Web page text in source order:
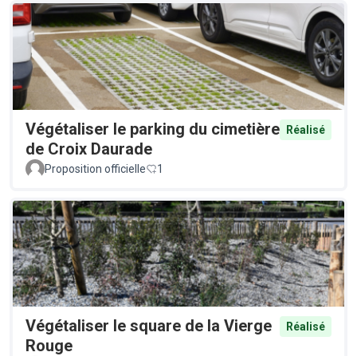
Végétaliser le parking du cimetière
de Croix Daurade
Réalisé
Proposition officielle 1
Végétaliser le square de la Vierge
Rouge
Réalisé